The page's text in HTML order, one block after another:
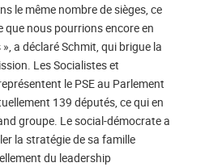
le même nombre de sièges, ce
que nous pourrions encore en
a déclaré Schmit, qui brigue la
Les Socialistes et
le PSE au Parlement
139 députés, ce qui en
groupe. Le social-démocrate a
la stratégie de sa famille
du leadership